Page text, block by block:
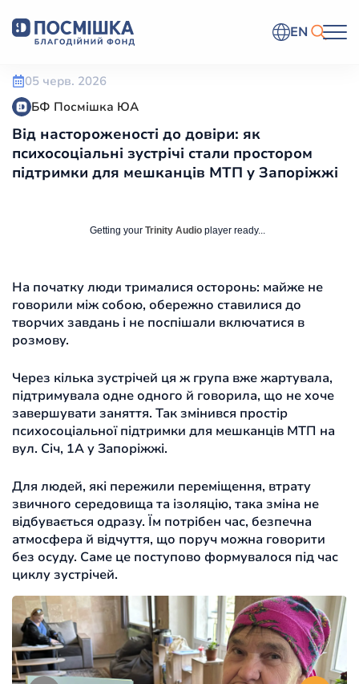
EN
05 черв. 2026
БФ Посмішка ЮА
Від настороженості до довіри: як
психосоціальні зустрічі стали простором
підтримки для мешканців МТП у Запоріжжі
Getting your Trinity Audio player ready...
На початку люди трималися осторонь: майже не
говорили між собою, обережно ставилися до
творчих завдань і не поспішали включатися в
розмову.
Через кілька зустрічей ця ж група вже жартувала,
підтримувала одне одного й говорила, що не хоче
завершувати заняття. Так змінився простір
психосоціальної підтримки для мешканців МТП на
вул. Січ, 1А у Запоріжжі.
Для людей, які пережили переміщення, втрату
звичного середовища та ізоляцію, така зміна не
відбувається одразу. Їм потрібен час, безпечна
атмосфера й відчуття, що поруч можна говорити
без осуду. Саме це поступово формувалося під час
циклу зустрічей.